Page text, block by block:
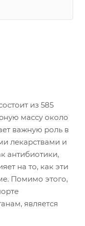
из 585
массу около
важную роль в
лекарствами и
антибиотики,
на то, как эти
Помимо этого,
является